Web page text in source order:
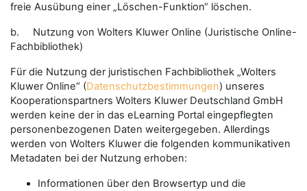
freie Ausübung einer „Löschen-Funktion“ löschen.
b. Nutzung von Wolters Kluwer Online (Juristische Online-
Fachbibliothek)
Für die Nutzung der juristischen Fachbibliothek „Wolters
Kluwer Online“ (Datenschutzbestimmungen) unseres
Kooperationspartners Wolters Kluwer Deutschland GmbH
werden keine der in das eLearning Portal eingepflegten
personenbezogenen Daten weitergegeben. Allerdings
werden von Wolters Kluwer die folgenden kommunikativen
Metadaten bei der Nutzung erhoben:
Informationen über den Browsertyp und die